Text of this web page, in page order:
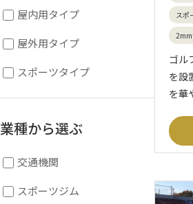
スポ
ゴル
を設
を華
屋内用タイプ
屋外用タイプ
スポーツタイプ
業種から選ぶ
交通機関
スポーツジム